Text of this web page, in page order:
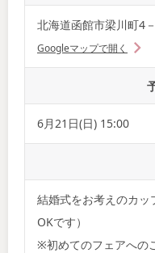
北海道函館市梁川町4
Googleマップで開く
6月21日(日) 15:00
結婚式をお考えのカッ
OKです）
※初めてのフェアへの